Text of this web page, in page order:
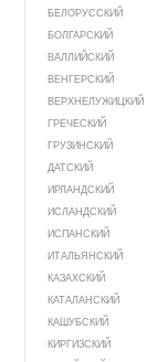
БЕЛОРУССКИЙ
БОЛГАРСКИЙ
ВАЛЛИЙСКИЙ
ВЕНГЕРСКИЙ
ВЕРХНЕЛУЖИЦКИЙ
ГРЕЧЕСКИЙ
ГРУЗИНСКИЙ
ДАТСКИЙ
ИРЛАНДСКИЙ
ИСЛАНДСКИЙ
ИСПАНСКИЙ
ИТАЛЬЯНСКИЙ
КАЗАХСКИЙ
КАТАЛАНСКИЙ
КАШУБСКИЙ
КИРГИЗСКИЙ